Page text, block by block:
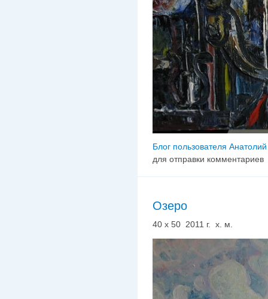
Блог пользователя
для отправки комментариев
Озеро
40 х 50 2011 г. х. м.